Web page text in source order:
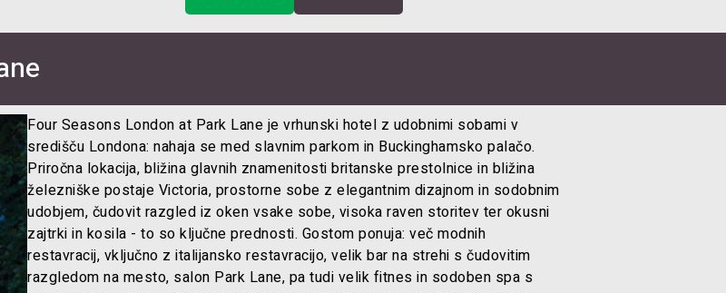
Four Seasons London at Park Lane je vrhunski hotel z udobnimi sobami v
središču Londona: nahaja se med slavnim parkom in Buckinghamsko palačo.
Priročna lokacija, bližina glavnih znamenitosti britanske prestolnice in bližina
železniške postaje Victoria, prostorne sobe z elegantnim dizajnom in sodobnim
udobjem, čudovit razgled iz oken vsake sobe, visoka raven storitev ter okusni
zajtrki in kosila - to so ključne prednosti. Gostom ponuja: več modnih
restavracij, vključno z italijansko restavracijo, velik bar na strehi s čudovitim
razgledom na mesto, salon Park Lane, pa tudi velik fitnes in sodoben spa s